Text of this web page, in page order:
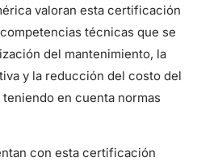
valoran esta certificación
técnicas que se
del mantenimiento, la
y la reducción del costo del
en cuenta normas
con esta certificación